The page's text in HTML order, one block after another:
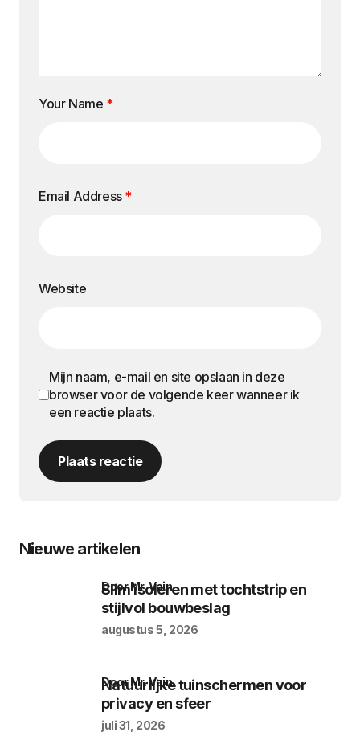
Your Name *
Email Address *
Website
Mijn naam, e-mail en site opslaan in deze
browser voor de volgende keer wanneer ik
een reactie plaats.
Plaats reactie
Nieuwe artikelen
Slim isoleren met tochtstrip en
stijlvol bouwbeslag
door Mr. Vain
augustus 5, 2026
Natuurlijke tuinschermen voor
privacy en sfeer
door Mr. Vain
juli 31, 2026